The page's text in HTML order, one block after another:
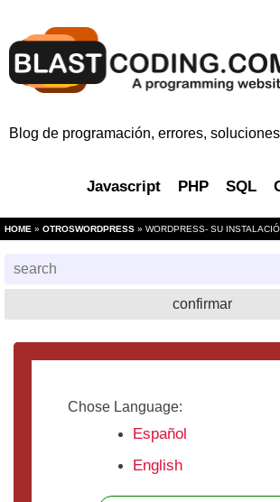
Blog de programación, errores, soluciones
Javascript PHP SQL
HOME » OTROSWORDPRESS » WORDPRESS- SU
Chose Language:
Español
English